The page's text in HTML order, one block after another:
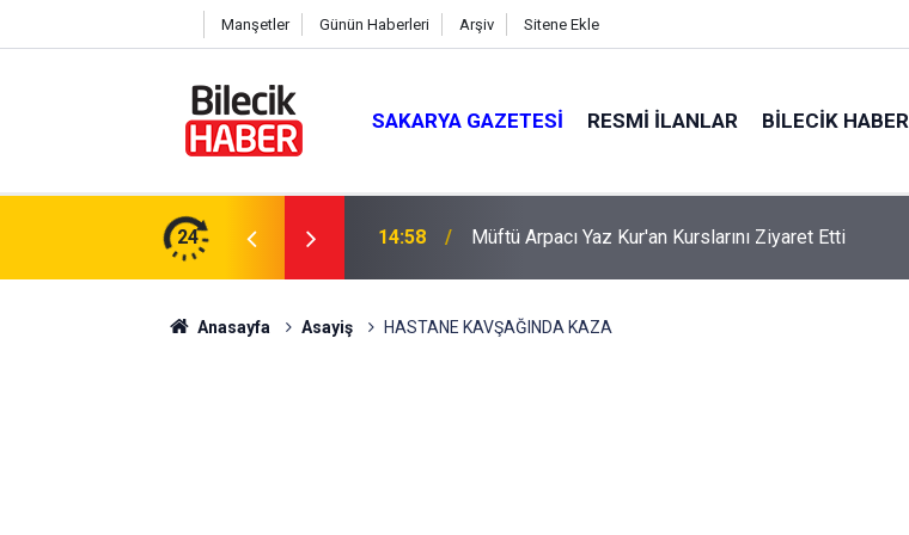
Manşetler Günün Haberleri Arşiv Sitene Ekle
SAKARYA GAZETESI RESMI İLANLAR BILECIK HABER
24 14:58 Müftü Arpacı Yaz Kur'an Kurslarını Ziyaret Etti
Anasayfa Asayiş HASTANE KAVŞAĞINDA KAZA